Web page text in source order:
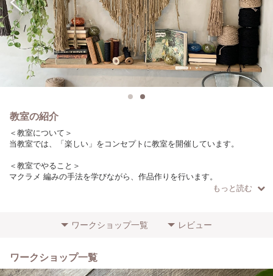
教室の紹介
＜教室について＞
当教室では、「楽しい」をコンセプトに教室を開催しています。
＜教室でやること＞
マクラメ 編みの手法を学びながら、作品作りを行います。
（作品によりロープの種類は異なります）
初心者の方でもわかりやすいように、少人数で開催しています！
ぜひお気軽にご参加ください。
もっと読む
ワークショップ一覧 レビュー
ワークショップ一覧